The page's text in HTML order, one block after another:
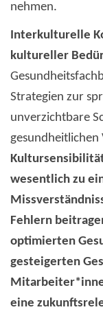
nehmen.
Interkulturelle
kultureller
Strategien zur
unverzichtbare
gesundheitlichen
wesentlich zu
Fehlern
optimierten
gesteigerten
eine